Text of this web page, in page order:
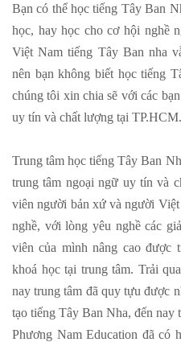
Bạn có thể học tiếng Tây Ban
học, hay học cho cơ hội nghề
Việt Nam tiếng Tây Ban nha
nên bạn không biết học tiếng
chúng tôi xin chia sẽ với các
uy tín và chất lượng tại TP.HCM.
Trung tâm học tiếng Tây Ban
trung tâm ngoại ngữ uy tín và
viên người bản xứ và người
nghề, với lòng yêu nghề các
viên của mình nâng cao được
khoá học tại trung tâm. Trải
nay trung tâm đã quy tựu được
tạo tiếng Tây Ban Nha, đến nay
Phương Nam Education đã có